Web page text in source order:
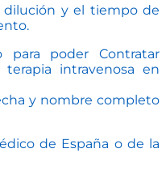
dilución y el tiempo de
para poder Contratar
intravenosa en
y nombre completo
de España o de la